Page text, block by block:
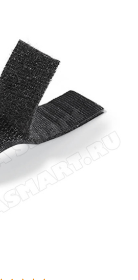
Контактная лента велькро
лента
25мм (Петля)